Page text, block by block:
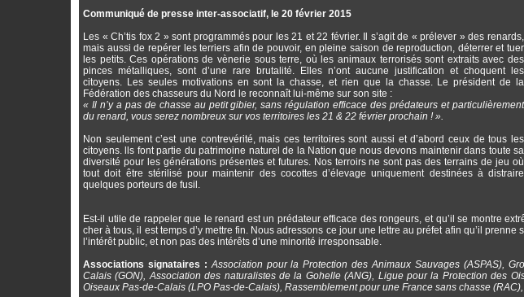
Communiqué de presse inter-associatif, le 20 février 2015
Les « Ch’tis fox 2 » sont programmés pour les 21 et 22 février. Il s’agit de « prélever » des renards,
mais aussi de repérer les terriers afin de pouvoir, en pleine saison de reproduction, déterrer et tuer
les petits. Ces opérations de vènerie sous terre, où les animaux terrorisés sont extraits avec des
pinces métalliques, sont d’une rare brutalité. Elles n’ont aucune justification et choquent les
citoyens. Les seules motivations en sont la chasse, et rien que la chasse. Le président de la
Fédération des chasseurs du Nord le reconnaît lui-même sur son site :
« Il n’y a pas de chasse au petit gibier, sans régulation efficace des prédateurs et particulièrement
du renard, vous serez nombreux sur vos territoires les 21 & 22 février prochain ! ».
Non seulement c’est une contrevérité, mais ces territoires sont aussi et d’abord ceux de tous les
citoyens. lls font partie du patrimoine naturel de la Nation que nous devons maintenir dans toute sa
diversité pour les générations présentes et futures. Nos terroirs ne sont pas des terrains de jeu où
tout doit être stérilisé pour maintenir des cocottes d’élevage uniquement destinées à distraire
quelques porteurs de fusil.
Est-il utile de rappeler que le renard est un prédateur efficace des rongeurs, et qu’il se montre
cher à tous, il est temps d’y mettre fin. Nous adressons ce jour une lettre au préfet afin qu’il
l’intérêt public, et non pas des intérêts d’une minorité irresponsable.
Associations signataires :Association pour la Protection des Animaux Sauvages (ASPAS),
Calais (GON), Association des naturalistes de la Gohelle (ANG), Ligue pour la Protection des
Oiseaux Pas-de-Calais (LPO Pas-de-Calais), Rassemblement pour une France sans chasse